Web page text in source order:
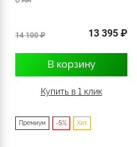
14 100 ₽ 13 395 ₽
В корзину
Купить в 1 клик
Премиум -5% Хит